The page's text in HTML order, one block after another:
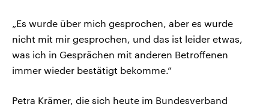
„Es wurde über mich gesprochen, aber es wurde
nicht mit mir gesprochen, und das ist leider etwas,
was ich in Gesprächen mit anderen Betroffenen
immer wieder bestätigt bekomme.“
Petra Krämer, die sich heute im Bundesverband